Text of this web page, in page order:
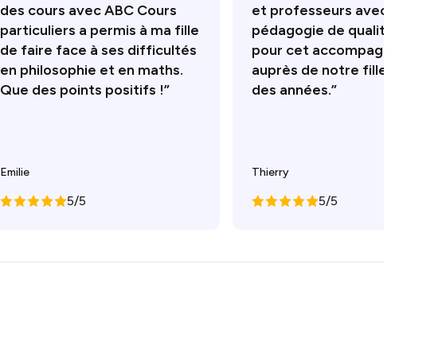
des cours avec ABC Cours
particuliers a permis à ma fille
de faire face à ses difficultés
en philosophie et en maths.
Que des points positifs !”
Emilie
5/5
et professeurs avec une
pédagogie de qualité. Merci
pour cet accompagnement
auprès de notre fille durant
des années.”
Thierry
5/5